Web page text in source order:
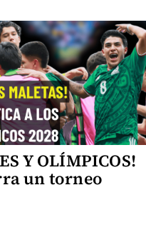
Y OLÍMPICOS!
un torneo